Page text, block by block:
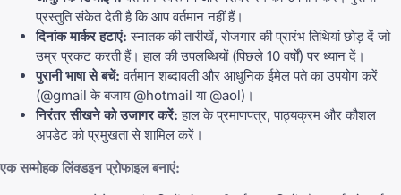
प्रस्तुति संकेत देती है कि आप वर्तमान नहीं हैं।
दिनांक मार्कर हटाएं: स्नातक की तारीखें, रोजगार की प्रारंभ तिथियां छोड़ दें जो
उम्र प्रकट करती हैं। हाल की उपलब्धियों (पिछले 10 वर्षों) पर ध्यान दें।
पुरानी भाषा से बचें: वर्तमान शब्दावली और आधुनिक ईमेल पते का उपयोग करें
(@gmail के बजाय @hotmail या @aol)।
निरंतर सीखने को उजागर करें: हाल के प्रमाणपत्र, पाठ्यक्रम और कौशल
अपडेट को प्रमुखता से शामिल करें।
एक सम्मोहक लिंक्डइन प्रोफाइल बनाएं: